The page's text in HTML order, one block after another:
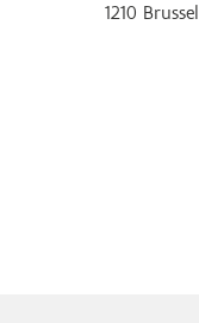
1210 Brussel